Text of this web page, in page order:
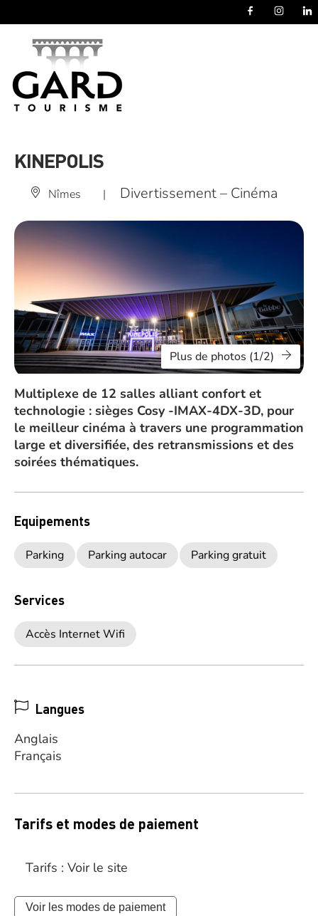
KINEPOLIS
Nîmes | Divertissement – Cinéma
Plus de photos (1/2)
Multiplexe de 12 salles alliant confort et
technologie : sièges Cosy -IMAX-4DX-3D, pour
le meilleur cinéma à travers une programmation
large et diversifiée, des retransmissions et des
soirées thématiques.
Equipements
Parking Parking autocar Parking gratuit
Services
Accès Internet Wifi
Langues
Anglais
Français
Tarifs et modes de paiement
Tarifs : Voir le site
Voir les modes de paiement